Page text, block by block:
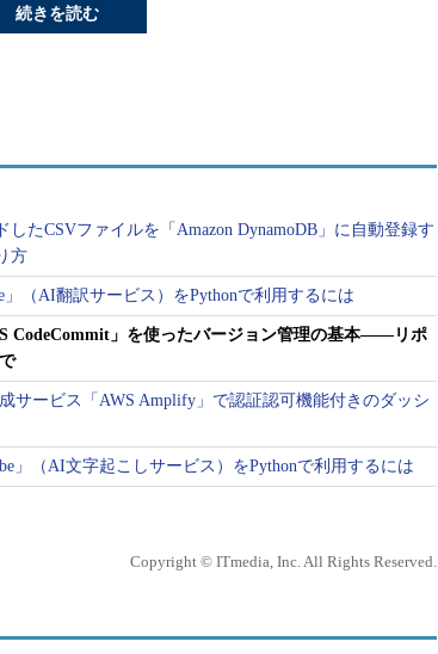
続きを読む
したCSVファイルを「Amazon DynamoDB」に自動登録す
方
」（AI翻訳サービス）をPythonで利用するには
CodeCommit」を使ったバージョン管理の基本――リポ
サービス「AWS Amplify」で認証認可機能付きのダッシ
」（AI文字起こしサービス）をPythonで利用するには
Copyright © ITmedia, Inc. All Rights Reserved.